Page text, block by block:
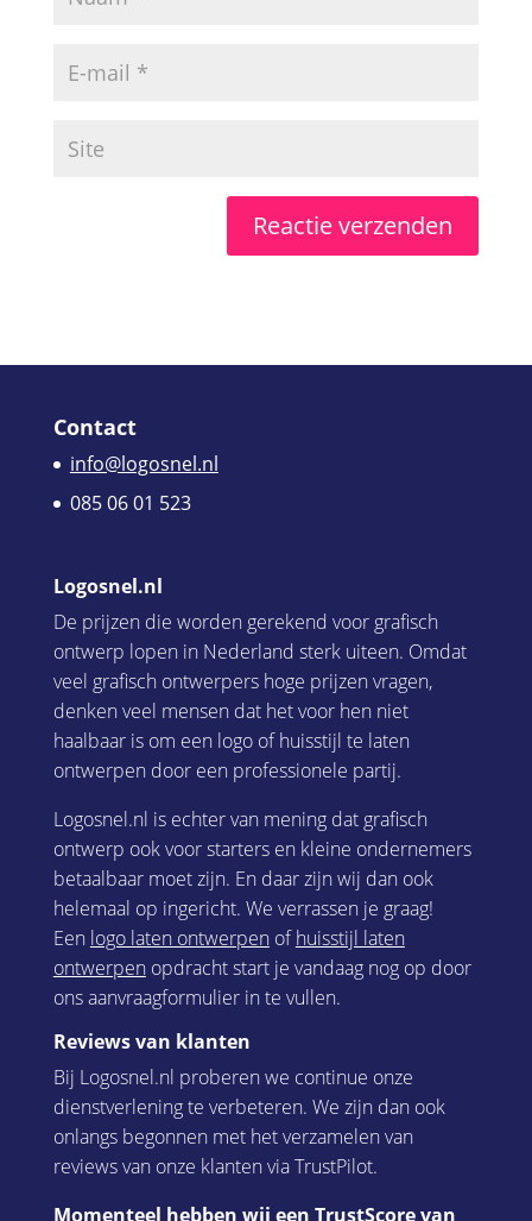
Contact
info@logosnel.nl
085 06 01 523
Logosnel.nl
De prijzen die worden gerekend voor grafisch
ontwerp lopen in Nederland sterk uiteen. Omdat
veel grafisch ontwerpers hoge prijzen vragen,
denken veel mensen dat het voor hen niet
haalbaar is om een logo of huisstijl te laten
ontwerpen door een professionele partij.
Logosnel.nl is echter van mening dat grafisch
ontwerp ook voor starters en kleine ondernemers
betaalbaar moet zijn. En daar zijn wij dan ook
helemaal op ingericht. We verrassen je graag!
Een logo laten ontwerpenofhuisstijl laten
ontwerpenopdracht start je vandaag nog op door
ons aanvraagformulier in te vullen.
Reviews van klanten
Bij Logosnel.nl proberen we continue onze
dienstverlening te verbeteren. We zijn dan ook
onlangs begonnen met het verzamelen van
reviews van onze klanten via TrustPilot.
Momenteel hebben wij een TrustScore van